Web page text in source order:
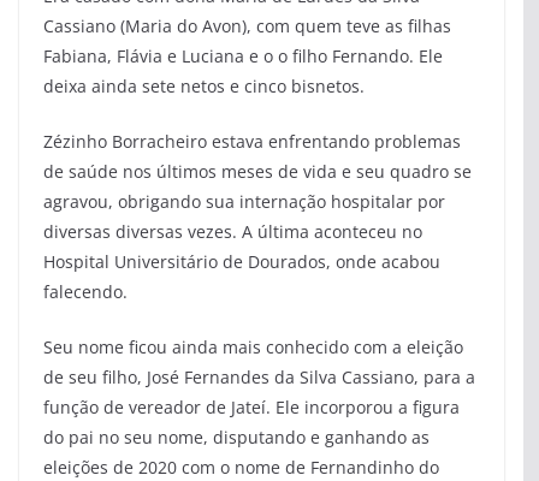
Cassiano (Maria do Avon), com quem teve as filhas
Fabiana, Flávia e Luciana e o o filho Fernando. Ele
deixa ainda sete netos e cinco bisnetos.
Zézinho Borracheiro estava enfrentando problemas
de saúde nos últimos meses de vida e seu quadro se
agravou, obrigando sua internação hospitalar por
diversas diversas vezes. A última aconteceu no
Hospital Universitário de Dourados, onde acabou
falecendo.
Seu nome ficou ainda mais conhecido com a eleição
de seu filho, José Fernandes da Silva Cassiano, para a
função de vereador de Jateí. Ele incorporou a figura
do pai no seu nome, disputando e ganhando as
eleições de 2020 com o nome de Fernandinho do